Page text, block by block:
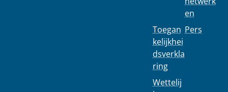
Toegan
kelijkhei
dsverkla
ring
Wettelij
en
Pers